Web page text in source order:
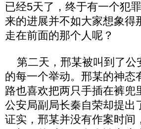
已经5天了，终于有一个犯
来的进展并不如大家想象
走在前面的那个人呢？
第二天，邢某被叫到了公
的每一个举动。邢某的神
路也喜欢把两只手插在裤
公安局副局长秦自荣却提出
证实，邢某并没有作案时间